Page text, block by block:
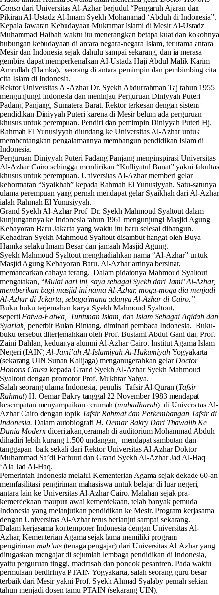
Causa dari Universitas Al-Azhar berjudul “Pengaruh Ajaran dan
Pikiran Al-Ustadz Al-Imam Syekh Mohammad ‘Abduh di Indonesia”.
Kepala Jawatan Kebudayaan Muktamar lslami di Mesir Al-Ustadz
Muhammad Haibah waktu itu menerangkan betapa kuat dan kokohnya
hubungan kebudayaan di antara negara-negara Islam, terutama antara
Mesir dan Indonesia sejak dahulu sampai sekarang, dan ia merasa
gembira dapat memperkenalkan AI-Ustadz Haji Abdul Malik Karim
Amrullah (Hamka), seorang di antara pemimpin dan pembimbing cita-
cita Islam di Indonesia.
Rektor Universitas Al-Azhar Dr. Syekh Abdurrahman Taj tahun 1955
mengunjungi Indonesia dan meninjau Perguruan Diniyyah Puteri
Padang Panjang, Sumatera Barat. Rektor terkesan dengan sistem
pendidikan Diniyyah Puteri karena di Mesir belum ada perguruan
khusus untuk perempuan. Pendiri dan pemimpin Diniyyah Puteri Hj.
Rahmah El Yunusiyyah diundang ke Universitas Al-Azhar untuk
membentangkan pengalamannya membangun pendidikan Islam di
Indonesia.
Perguruan Diniyyah Puteri Padang Panjang menginspirasi Universitas
Al-Azhar Cairo sehingga mendirikan “Kulliyatul Banat” yakni fakultas
khusus untuk perempuan. Universitas Al-Azhar memberi gelar
kehormatan “Syaikhah” kepada Rahmah El Yunusiyyah. Satu-satunya
ulama perempuan yang pernah mendapat gelar Syaikhah dari Al-Azhar
ialah Rahmah El Yunusiyyah.
Grand Syekh Al-Azhar Prof. Dr. Syekh Mahmoud Syaltout dalam
kunjungannya ke Indonesia tahun 1961 mengunjungi Masjid Agung
Kebayoran Baru Jakarta yang waktu itu baru selesai dibangun.
Kehadiran Syekh Mahmoud Syaltout disambut hangat oleh Buya
Hamka selaku Imam Besar dan jamaah Masjid Agung.
Syekh Mahmoud Syaltout menghadiahkan nama “Al-Azhar” untuk
Masjid Agung Kebayoran Baru. Al-Azhar artinya bersinar,
memancarkan cahaya terang. Dalam pidatonya Mahmoud Syaltout
mengatakan, “Mulai hari ini, saya sebagai Syekh dari Jami’ Al-Azhar,
memberikan bagi masjid ini nama Al-Azhar, moga-moga dia menjadi
Al-Azhar di Jakarta, sebagaimana adanya Al-Azhar di Cairo.”
Buku-buku terjemahan karya Syekh Mahmoud Syaltout,
seperti Fatwa-Fatwa, Tuntunan Islam, dan Islam Sebagai Aqidah dan
Syariah, penerbit Bulan Bintang, diminati pembaca Indonesia. Buku-
buku tersebut diterjemahkan oleh Prof. Bustami Abdul Gani dan Prof.
Zaini Dahlan, keduanya alumni Al-Azhar Cairo. Institut Agama Islam
Negeri (IAIN) Al-Jami’ah Al-Islamiyah Al-Hukumiyah Yogyakarta
(sekarang UIN Sunan Kalijaga) menganugerahkan gelar Doctor
Honoris Causa kepada Grand Syekh Al-Azhar Syekh Mahmoud
Syaltout dengan promotor Prof. Mukhtar Yahya.
Salah seorang ulama Indonesia, penulis Tafsir Al-Quran (Tafsir
Rahmat) H. Oemar Bakry tanggal 22 November 1983 mendapat
kesempatan menyampaikan ceramah (muhadharah) di Universitas Al-
Azhar Cairo dengan topik Tafsir Rahmat dan Perkembangan Tafsir di
Indonesia. Dalam autobiografi H. Oemar Bakry Dari Thawalib Ke
Dunia Modern diceritakan,ceramah di auditorium Mohammad Abduh
dihadiri lebih kurang 1.500 undangan, mendapat sambutan dan
tanggapan baik sekali dari Rektor Universitas Al-Azhar Doktor
Muhammad Sa’di Farhuut dan Grand Syekh Al-Azhar Jad Al-Haq
‘Ala Jad Al-Haq.
Pemerintah Indonesia melalui Kementerian Agama sejak dekade 60-an
memfasilitasi pengiriman mahasiswa untuk belajar di luar negeri,
antara lain ke Universitas Al-Azhar Cairo. Malahan sejak pra-
kemerdekaan maupun awal kemerdekaan, telah banyak pemuda
Indonesia yang melanjutkan pendidikan ke Mesir. Program kerjasama
dengan Universitas Al-Azhar terus berlanjut sampai sekarang.
Dalam kerjasama kontemporer Indonesia dengan Universitas Al-
Azhar, Kementerian Agama sejak lama memiliki program
pengiriman mab’uts (tenaga pengajar) dari Universitas Al-Azhar yang
ditugaskan mengajar di sejumlah lembaga pendidikan di Indonesia,
yaitu perguruan tinggi, madrasah dan pondok pesantren. Pada waktu
permulaan berdirinya PTAIN Yogyakarta, salah seorang guru besar
terbaik dari Mesir yakni Prof. Syekh Ahmad Syalaby pernah sekian
tahun menjadi dosen tamu PTAIN (sekarang UIN).